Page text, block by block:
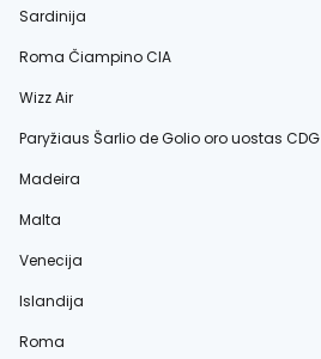
Sardinija
Roma Čiampino CIA
Wizz Air
Paryžiaus Šarlio de Golio oro uostas CDG
Madeira
Malta
Venecija
Islandija
Roma